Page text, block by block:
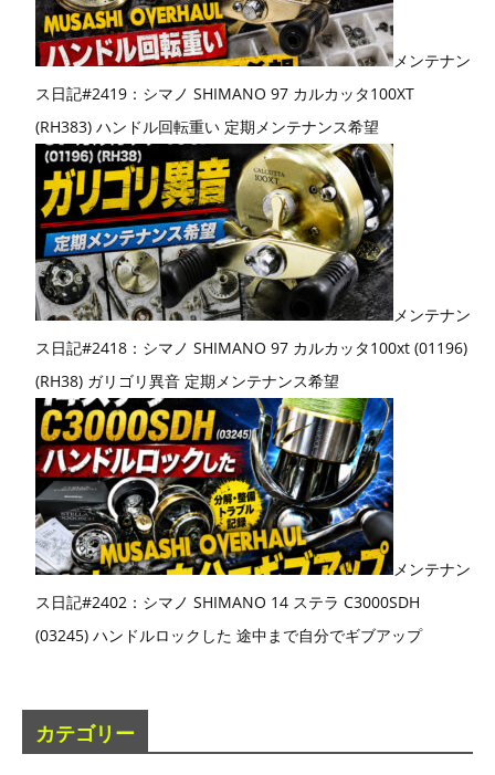
メンテナン
ス日記#2419：シマノ SHIMANO 97 カルカッタ100XT
(RH383) ハンドル回転重い 定期メンテナンス希望
メンテナン
ス日記#2418：シマノ SHIMANO 97 カルカッタ100xt (01196)
(RH38) ガリゴリ異音 定期メンテナンス希望
メンテナン
ス日記#2402：シマノ SHIMANO 14 ステラ C3000SDH
(03245) ハンドルロックした 途中まで自分でギブアップ
カテゴリー